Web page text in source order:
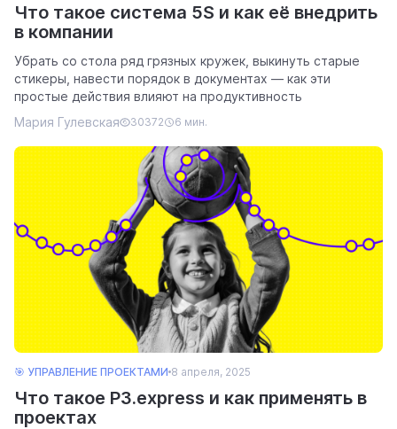
Что такое система 5S и как её внедрить
в компании
Убрать со стола ряд грязных кружек, выкинуть старые
стикеры, навести порядок в документах — как эти
простые действия влияют на продуктивность
Мария Гулевская
30372 6 мин.
🎯 УПРАВЛЕНИЕ ПРОЕКТАМИ 8 апреля, 2025
Что такое P3.express и как применять в
проектах